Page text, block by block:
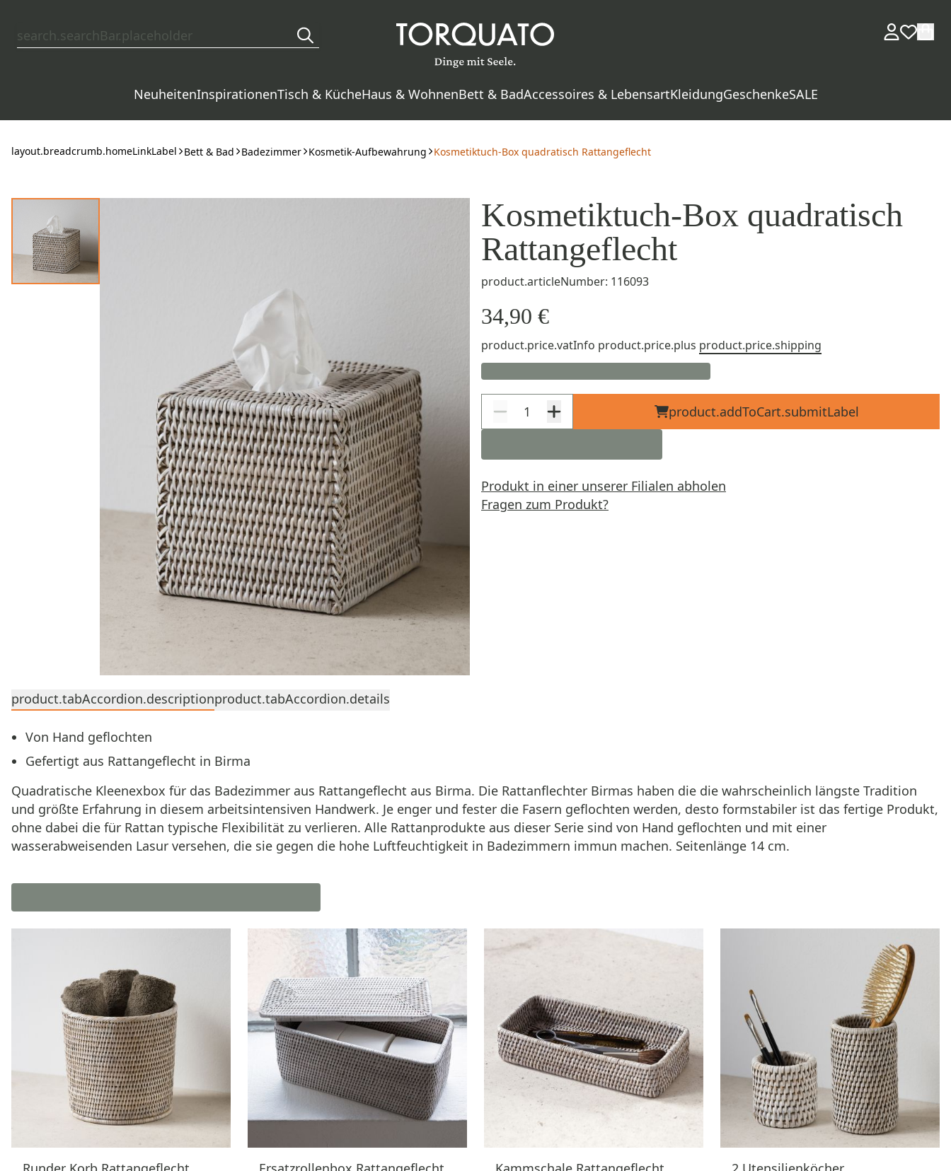
NeuheitenInspirationenTisch & KücheHaus & WohnenBett & BadAccessoires & LebensartKleidungGeschenkeSALE
layout.breadcrumb.homeLinkLabel Bett & Bad Badezimmer Kosmetik-Aufbewahrung Kosmetiktuch-Box quadratisch Rattangeflecht
Kosmetiktuch-Box quadratisch
Rattangeflecht
product.articleNumber: 116093
34,90 €
product.price.vatInfo product.price.plus product.price.shipping
product.addToCart.submitLabel
Produkt in einer unserer Filialen abholen
Fragen zum Produkt?
product.tabAccordion.descriptionproduct.tabAccordion.details
Von Hand geflochten
Gefertigt aus Rattangeflecht in Birma
Quadratische Kleenexbox für das Badezimmer aus Rattangeflecht aus Birma. Die Rattanflechter Birmas haben die die wahrscheinlich längste Tradition
und größte Erfahrung in diesem arbeitsintensiven Handwerk. Je enger und fester die Fasern geflochten werden, desto formstabiler ist das fertige Produkt,
ohne dabei die für Rattan typische Flexibilität zu verlieren. Alle Rattanprodukte aus dieser Serie sind von Hand geflochten und mit einer
wasserabweisenden Lasur versehen, die sie gegen die hohe Luftfeuchtigkeit in Badezimmern immun machen. Seitenlänge 14 cm.